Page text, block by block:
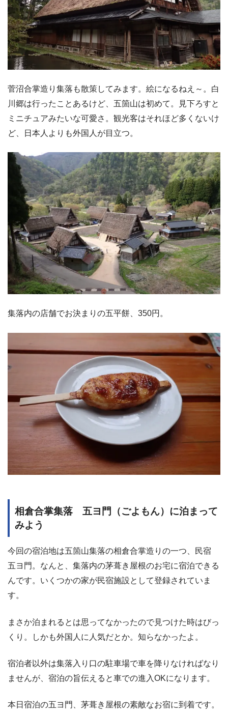
菅沼合掌造り集落も散策してみます。絵になるねえ～。白
川郷は行ったことあるけど、五箇山は初めて。見下ろすと
ミニチュアみたいな可愛さ。観光客はそれほど多くないけ
ど、日本人よりも外国人が目立つ。
集落内の店舗でお決まりの五平餅、350円。
相倉合掌集落 五ヨ門（ごよもん）に泊まって
みよう
今回の宿泊地は五箇山集落の相倉合掌造りの一つ、民宿
五ヨ門。なんと、集落内の茅葺き屋根のお宅に宿泊できる
んです。いくつかの家が民宿施設として登録されていま
す。
まさか泊まれるとは思ってなかったので見つけた時はびっ
くり。しかも外国人に人気だとか。知らなかったよ。
宿泊者以外は集落入り口の駐車場で車を降りなければなり
ませんが、宿泊の旨伝えると車での進入OKになります。
本日宿泊の五ヨ門、茅葺き屋根の素敵なお宿に到着です。